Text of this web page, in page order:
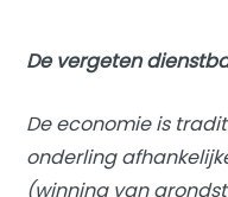
De vergeten
De economie is
onderling
(winning van